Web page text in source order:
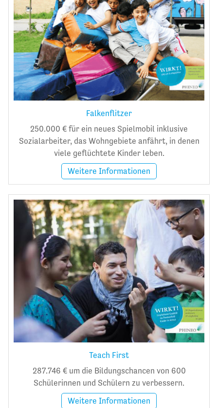
Falkenflitzer
250.000 € für ein neues Spielmobil inklusive
Sozialarbeiter, das Wohngebiete anfährt, in denen
viele geflüchtete Kinder leben.
Weitere Informationen
Teach First
287.746 € um die Bildungschancen von 600
Schülerinnen und Schülern zu verbessern.
Weitere Informationen